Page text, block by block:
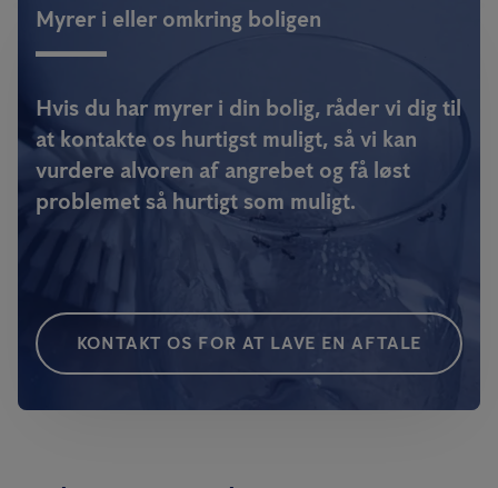
Myrer i eller omkring boligen
Hvis du har myrer i din bolig, råder vi dig til
at kontakte os hurtigst muligt, så vi kan
vurdere alvoren af angrebet og få løst
problemet så hurtigt som muligt.
KONTAKT OS FOR AT LAVE EN AFTALE